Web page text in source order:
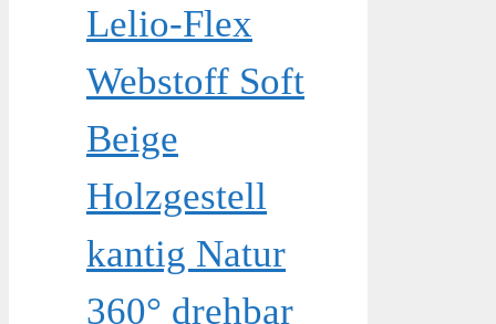
Lelio-Flex
Webstoff Soft
Beige
Holzgestell
kantig Natur
360° drehbar